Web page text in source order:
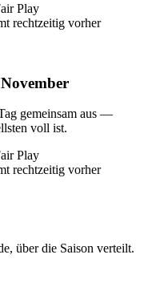
Play
rechtzeitig vorher
gemeinsam aus —
voll ist.
Play
rechtzeitig vorher
über die Saison verteilt.